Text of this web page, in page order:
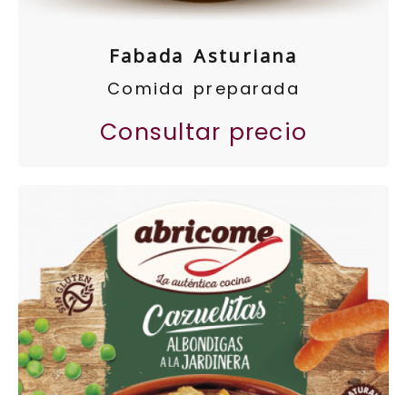
Fabada Asturiana
Comida preparada
Consultar precio